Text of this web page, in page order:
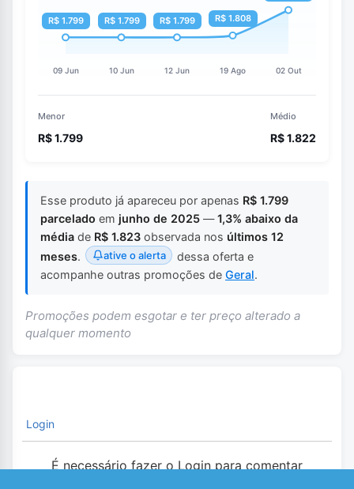
Menor
R$ 1.799
Médio
R$ 1.822
Esse produto já apareceu por apenas R$ 1.799
parcelado em junho de 2025 —1,3% abaixo da
média de R$ 1.823 observada nos últimos 12
meses. ative o alerta
dessa oferta e
acompanhe outras promoções de Geral.
Promoções podem esgotar e ter preço alterado a
qualquer momento
Login
É necessário fazer o Login para comentar